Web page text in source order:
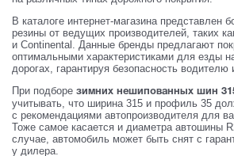
В каталоге интернет-магазина представлен
резины от ведущих производителей, таких
и Continental. Данные бренды предлагают
оптимальными характеристиками для езды
дорогах, гарантируя безопасность
При подборе зимних нешипованных шин
учитывать, что ширина 315 и профиль 35
с рекомендациями автопроизводителя для
Тоже самое касается и диаметра автошины
случае, автомобиль может быть снят с
у дилера.